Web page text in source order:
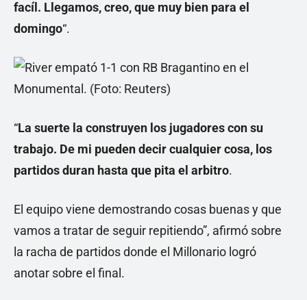
facíl. Llegamos, creo, que muy bien para el
domingo“.
“La suerte la construyen los jugadores con su
trabajo. De mi pueden decir cualquier cosa, los
partidos duran hasta que pita el arbitro.
El equipo viene demostrando cosas buenas y que
vamos a tratar de seguir repitiendo”, afirmó sobre
la racha de partidos donde el Millonario logró
anotar sobre el final.